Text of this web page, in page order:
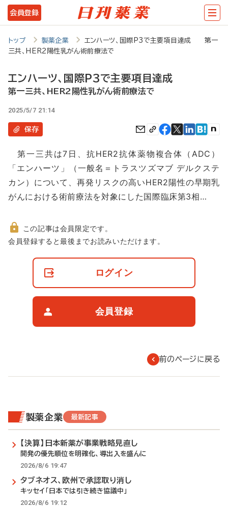
メ
イ
テ
ツ
に
会員登録
トップ 製薬企業
エンハーツ、国際P3で主要項目達成 第一
三共、HER2陽性乳がん術前療法で
エンハーツ、国際P3で主要項目達成
第一三共、HER2陽性乳がん術前療法で
2025/5/7 21:14
保存
第一三共は7日、抗HER2抗体薬物複合体（ADC）
「エンハーツ」（一般名＝トラスツズマブ デルクステ
カン）について、再発リスクの高いHER2陽性の早期乳
がんにおける術前療法を対象にした国際臨床第3相…
非
この記事は会員限定です。
会員登録すると最後までお読みいただけます。
ログイン
会員登録
前のページに戻る
製薬企業 最新記事
【決算】日本新薬が事業戦略見直し
開発の優先順位を明確化、導出入を盛んに
2026/8/6 19:47
タブネオス、欧州で承認取り消し
キッセイ「日本では引き続き協議中」
2026/8/6 19:12